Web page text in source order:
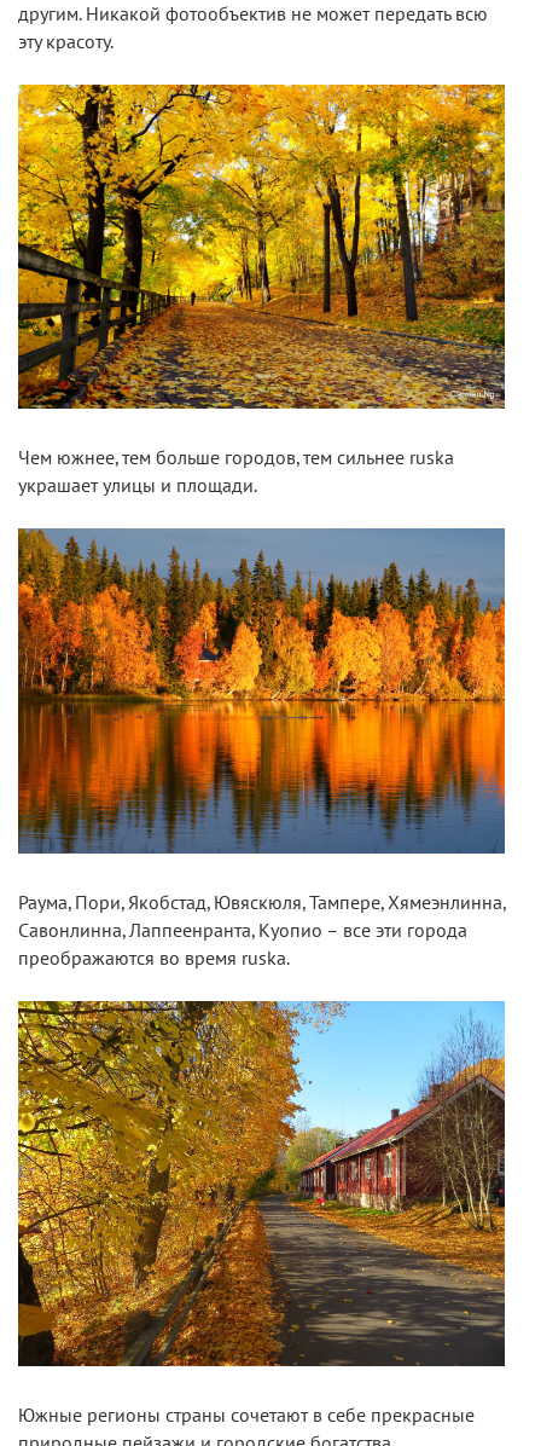
другим. Никакой фотообъектив не может передать всю
эту красоту.
Чем южнее, тем больше городов, тем сильнее ruska
украшает улицы и площади.
Раума, Пори, Якобстад, Ювяскюля, Тампере, Хямеэнлинна,
Савонлинна, Лаппеенранта, Куопио – все эти города
преображаются во время ruska.
Южные регионы страны сочетают в себе прекрасные